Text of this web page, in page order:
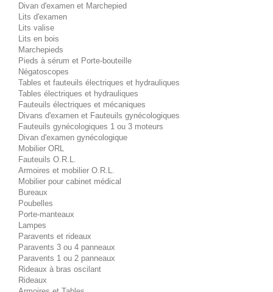
Divan d'examen et Marchepied
Lits d'examen
Lits valise
Lits en bois
Marchepieds
Pieds à sérum et Porte-bouteille
Négatoscopes
Tables et fauteuils électriques et hydrauliques
Tables électriques et hydrauliques
Fauteuils électriques et mécaniques
Divans d'examen et Fauteuils gynécologiques
Fauteuils gynécologiques 1 ou 3 moteurs
Divan d'examen gynécologique
Mobilier ORL
Fauteuils O.R.L.
Armoires et mobilier O.R.L.
Mobilier pour cabinet médical
Bureaux
Poubelles
Porte-manteaux
Lampes
Paravents et rideaux
Paravents 3 ou 4 panneaux
Paravents 1 ou 2 panneaux
Rideaux à bras oscilant
Rideaux